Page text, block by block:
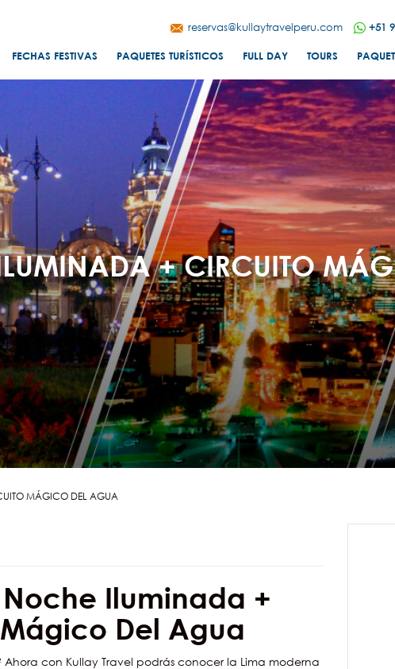
reservas@kullaytravelperu.com +51
FECHAS FESTIVAS PAQUETES TURÍSTICOS FULL DAY TOURS
+ CIRCUITO
MÁGICO DEL AGUA
Noche Iluminada +
Del Agua
Ahora con Kullay Travel podrás conocer la Lima moderna